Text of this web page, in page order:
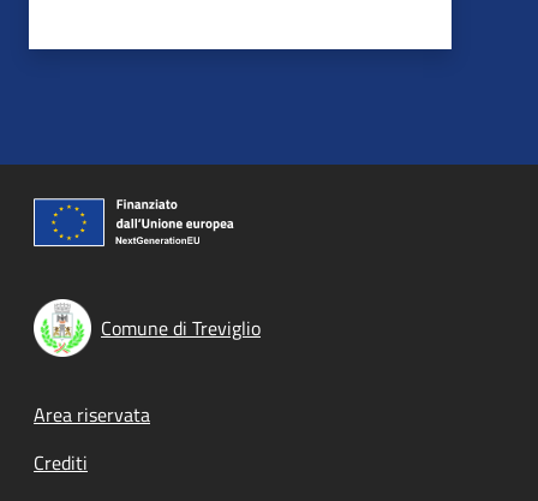
Comune di Treviglio
Footer menu
Area riservata
Crediti